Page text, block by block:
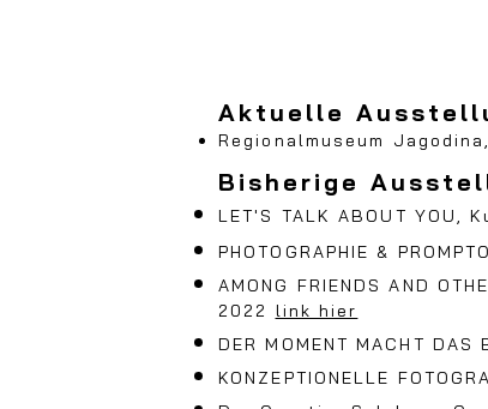
Aktuelle
Regionalmuseum
Bisherige
LET'S TALK ABOUT YOU,
PHOTOGRAPHIE &
AMONG FRIENDS AND
2022 link hier
DER MOMENT MACHT DAS
KON ZEPTIONELLE